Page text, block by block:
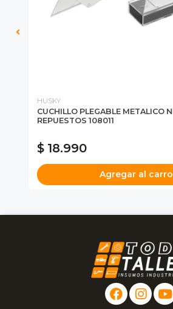
HUSKY
CUCHILLO PLEGABLE METALICO
REPUESTOS 108011
$ 18.990
Agregar al carro